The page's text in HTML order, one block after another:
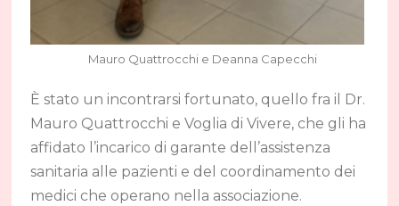
Mauro Quattrocchi e Deanna Capecchi
È stato un incontrarsi fortunato, quello fra il Dr.
Mauro Quattrocchi e Voglia di Vivere, che gli ha
affidato l’incarico di garante dell’assistenza
sanitaria alle pazienti e del coordinamento dei
medici che operano nella associazione.